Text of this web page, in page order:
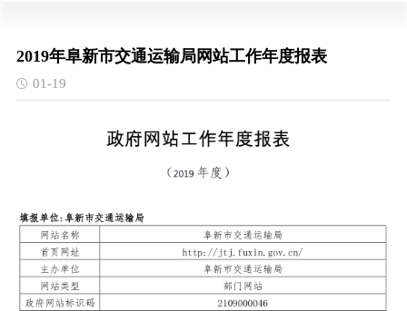
2019年阜新市交通运输局网站工作年度报表
01-19